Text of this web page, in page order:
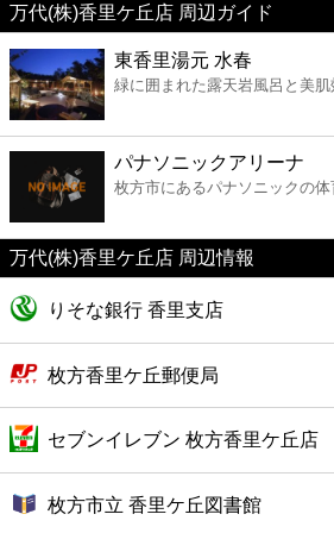
美容
コンビニ
薬局
スーパー
エンタメ
レジャー
書店
ファミレス
万代(株)香里ケ丘店 周辺ガイド
東香里湯元 水春
緑に囲まれた露天岩風呂と美
パナソニックアリーナ
枚方市にあるパナソニックの体
万代(株)香里ケ丘店 周辺情報
りそな銀行 香里支店
枚方香里ケ丘郵便局
セブンイレブン 枚方香里ケ丘店
枚方市立 香里ケ丘図書館